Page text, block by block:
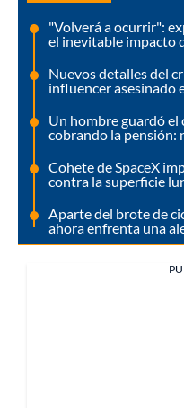
"Volverá a ocurrir":
el inevitable impacto
Nuevos detalles del
influencer asesinado
Un hombre guardó el
cobrando la pensión:
Cohete de SpaceX
contra la superficie
Aparte del brote de
ahora enfrenta una